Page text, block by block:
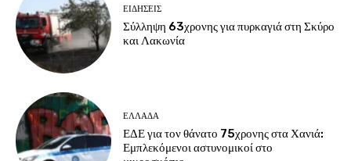
ΕΙΔΗΣΕΙΣ
Σύλληψη 63χρονης για πυρκαγιά στη Σκύρο
και Λακωνία
ΕΛΛΑΔΑ
ΕΔΕ για τον θάνατο 75χρονης στα Χανιά:
Εμπλεκόμενοι αστυνομικοί στο